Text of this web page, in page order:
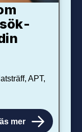
APT,
mer